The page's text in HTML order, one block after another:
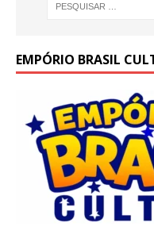
EMPÓRIO BRASIL